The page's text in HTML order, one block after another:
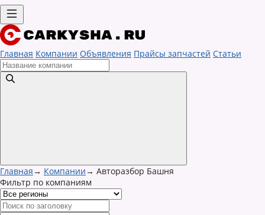
Главная Компании Объявления Прайсы запчастей Статьи
Главная→ Компании→ Авторазбор Башня
Фильтр по компаниям